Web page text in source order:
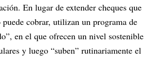
En lugar de extender cheques que
cobrar, utilizan un programa de
en el que ofrecen un nivel sostenible
y luego “suben” rutinariamente el